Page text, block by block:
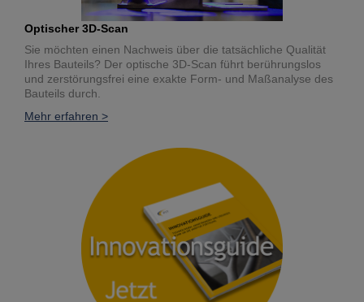
Optischer 3D-Scan
Sie möchten einen Nachweis über die tatsächliche Qualität
Ihres Bauteils? Der optische 3D-Scan führt berührungslos
und zerstörungsfrei eine exakte Form- und Maßanalyse des
Bauteils durch.
Mehr erfahren >